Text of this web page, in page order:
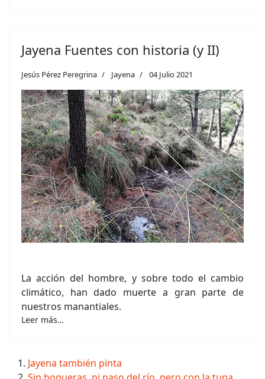
Jayena Fuentes con historia (y II)
Jesús Pérez Peregrina Jayena 04 Julio 2021
La acción del hombre, y sobre todo el cambio
climático, han dado muerte a gran parte de
nuestros manantiales.
Leer más…
Jayena también pinta